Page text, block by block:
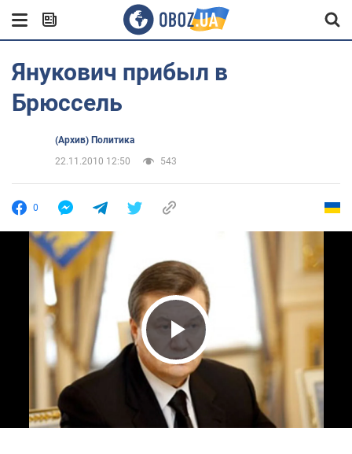
Янукович прибыл в
Брюссель
(Архив) Политика
22.11.2010 12:50
543
0
Play Video